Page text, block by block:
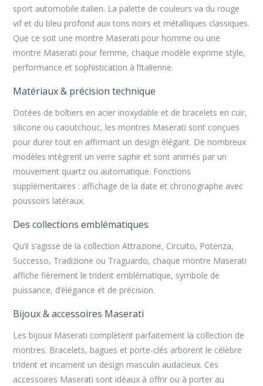
sport automobile italien. La palette de couleurs va du rouge
vif et du bleu profond aux tons noirs et métalliques classiques.
Que ce soit une montre Maserati pour homme ou une
montre Maserati pour femme, chaque modèle exprime style,
performance et sophistication à l’italienne.
Matériaux & précision technique
Dotées de boîtiers en acier inoxydable et de bracelets en cuir,
silicone ou caoutchouc, les montres Maserati sont conçues
pour durer tout en affirmant un design élégant. De nombreux
modèles intègrent unverre saphir et sont animés par un
mouvement quartz ou automatique. Fonctions
supplémentaires : affichage de la date et chronographe avec
poussoirs latéraux.
Des collections emblématiques
Qu’il s’agisse de la collectionAttrazione, Circuito, Potenza,
Successo, Tradizione ou Traguardo, chaque montre Maserati
affiche fièrement le trident emblématique, symbole de
puissance, d’élégance et de précision.
Bijoux & accessoires Maserati
Les bijoux Maserati complètent parfaitement la collection de
montres. Bracelets, bagues et porte-clés arborent le célèbre
trident et incarnent un design masculin audacieux. Ces
accessoires Maserati sont idéaux à offrir ou à porter au